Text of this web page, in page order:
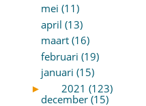
mei (11)
april (13)
maart (16)
februari (19)
januari (15)
►
2021 (123)
december (15)